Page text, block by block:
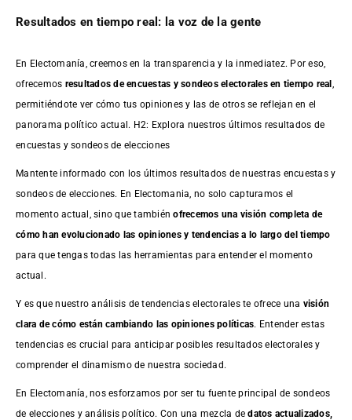
Resultados en tiempo real: la voz de la gente
En Electomanía, creemos en la transparencia y la inmediatez. Por eso,
ofrecemos resultados deencuestas y sondeos electorales en tiempo real
permitiéndote ver cómo tus opiniones y las de otros se reflejan en el
panorama político actual. H2: Explora nuestros últimos resultados de
encuestas y sondeos de elecciones
Mantente informado con los últimos resultados de nuestras encuestasy
sondeos de elecciones. En Electomania, no solo capturamos el
momento actual, sino que tambiénofrecemos una visión completa de
cómo han evolucionado las opiniones y tendencias a lo largo del tiempo
para que tengas todas las herramientas para entender el momento
actual.
Y es que nuestro análisis de tendencias electorales te ofrece una visión
clara de cómo están cambiando las opiniones políticas. Entender estas
tendencias es crucial para anticipar posibles resultados electorales y
comprender el dinamismo de nuestra sociedad.
En Electomanía, nos esforzamos por ser tu fuente principal de sondeos
de elecciones y análisis político. Con una mezcla dedatos actualizados,